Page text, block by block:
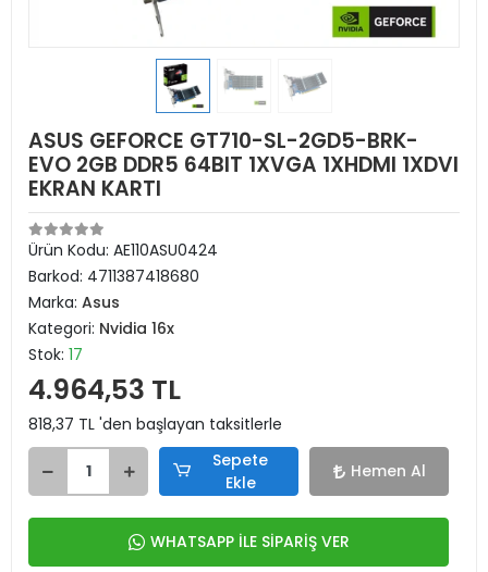
ASUS GEFORCE GT710-SL-2GD5-BRK-
EVO 2GB DDR5 64BIT 1XVGA 1XHDMI 1XDVI
EKRAN KARTI
Ürün Kodu: AE110ASU0424
Barkod: 4711387418680
Marka: Asus
Kategori: Nvidia 16x
Stok: 17
4.964,53 TL
818,37 TL 'den başlayan taksitlerle
Sepete
Ekle
Hemen Al
WHATSAPP İLE SİPARİŞ VER